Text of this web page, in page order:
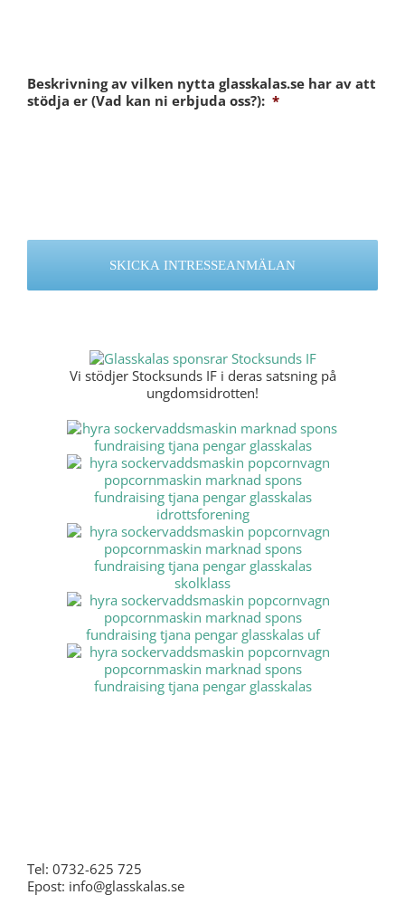
Beskrivning av vilken nytta glasskalas.se har av att
stödja er (Vad kan ni erbjuda oss?): *
Vi stödjer Stocksunds IF i deras satsning på
ungdomsidrotten!
Tel: 0732-625 725
Epost: info@glasskalas.se